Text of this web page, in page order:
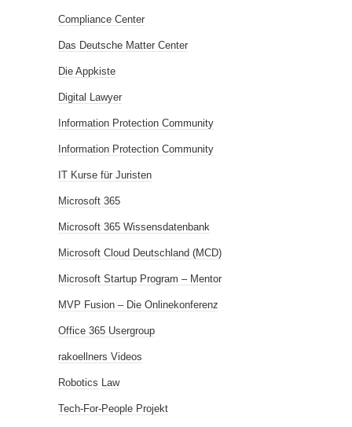
Compliance Center
Das Deutsche Matter Center
Die Appkiste
Digital Lawyer
Information Protection Community
Information Protection Community
IT Kurse für Juristen
Microsoft 365
Microsoft 365 Wissensdatenbank
Microsoft Cloud Deutschland (MCD)
Microsoft Startup Program – Mentor
MVP Fusion – Die Onlinekonferenz
Office 365 Usergroup
rakoellners Videos
Robotics Law
Tech-For-People Projekt